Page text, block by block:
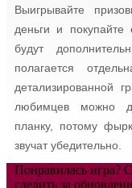
Выигрывайте
деньги и
будут
полагается
детализированной
любимцев можно
планку, потому
звучат убедительно.
Понравилась игра?
следить за